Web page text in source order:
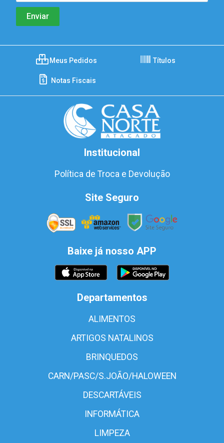
Meus Pedidos Títulos
Notas Fiscais
Institucional
Política de Troca e Devolução
Site Seguro
Baixe já nosso APP
Departamentos
ALIMENTOS
ARTIGOS NATALINOS
BRINQUEDOS
CARN/PASC/S.JOÃO/HALOWEEN
DESCARTÁVEIS
INFORMÁTICA
LIMPEZA